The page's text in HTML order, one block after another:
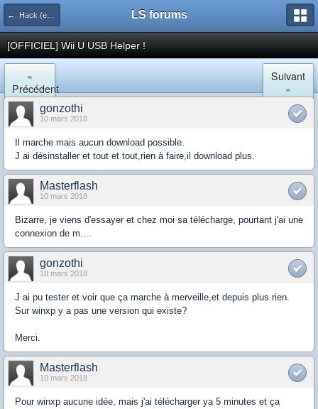
← Hack (exploits, homebrews...) LS forums
[OFFICIEL] Wii U USB Helper !
«
Précédent
Suivant
»
gonzothi
10 mars 2018
Il marche mais aucun download possible.
J ai désinstaller et tout et tout,rien à faire,il download plus.
Masterflash
10 mars 2018
Bizarre, je viens d'essayer et chez moi sa télécharge, pourtant j'ai une
connexion de m....
gonzothi
10 mars 2018
J ai pu tester et voir que ça marche à merveille,et depuis plus rien.
Sur winxp y a pas une version qui existe?
Merci.
Masterflash
10 mars 2018
Pour winxp aucune idée, mais j'ai télécharger ya 5 minutes et ça